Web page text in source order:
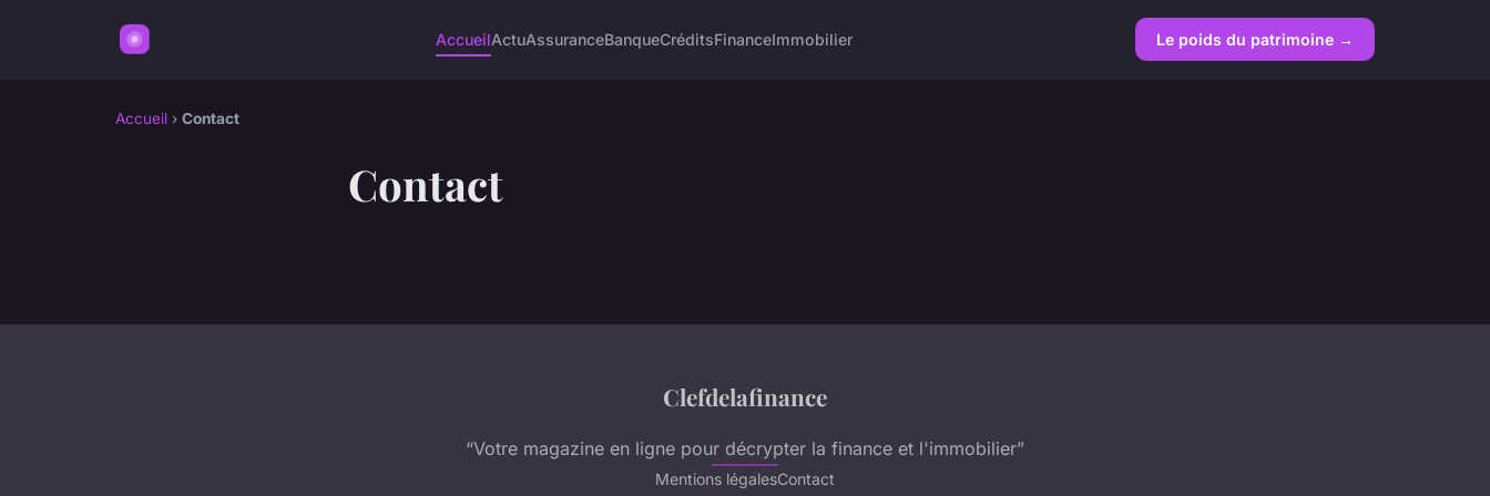
AccueilActuAssuranceBanqueCréditsFinanceImmobilier Le poids du patrimoine →
Accueil › Contact
Contact
Clefdelafinance
“Votre magazine en ligne pour décrypter la finance et l'immobilier”
Mentions légalesContact